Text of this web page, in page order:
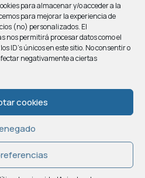
para almacenar y/o acceder a la
para mejorar la experiencia de
(no) personalizados. El
nos permitirá procesar datos como el
ID's únicos en este sitio. No consentir o
negativamente a ciertas
cookies
He
elAviso
Política